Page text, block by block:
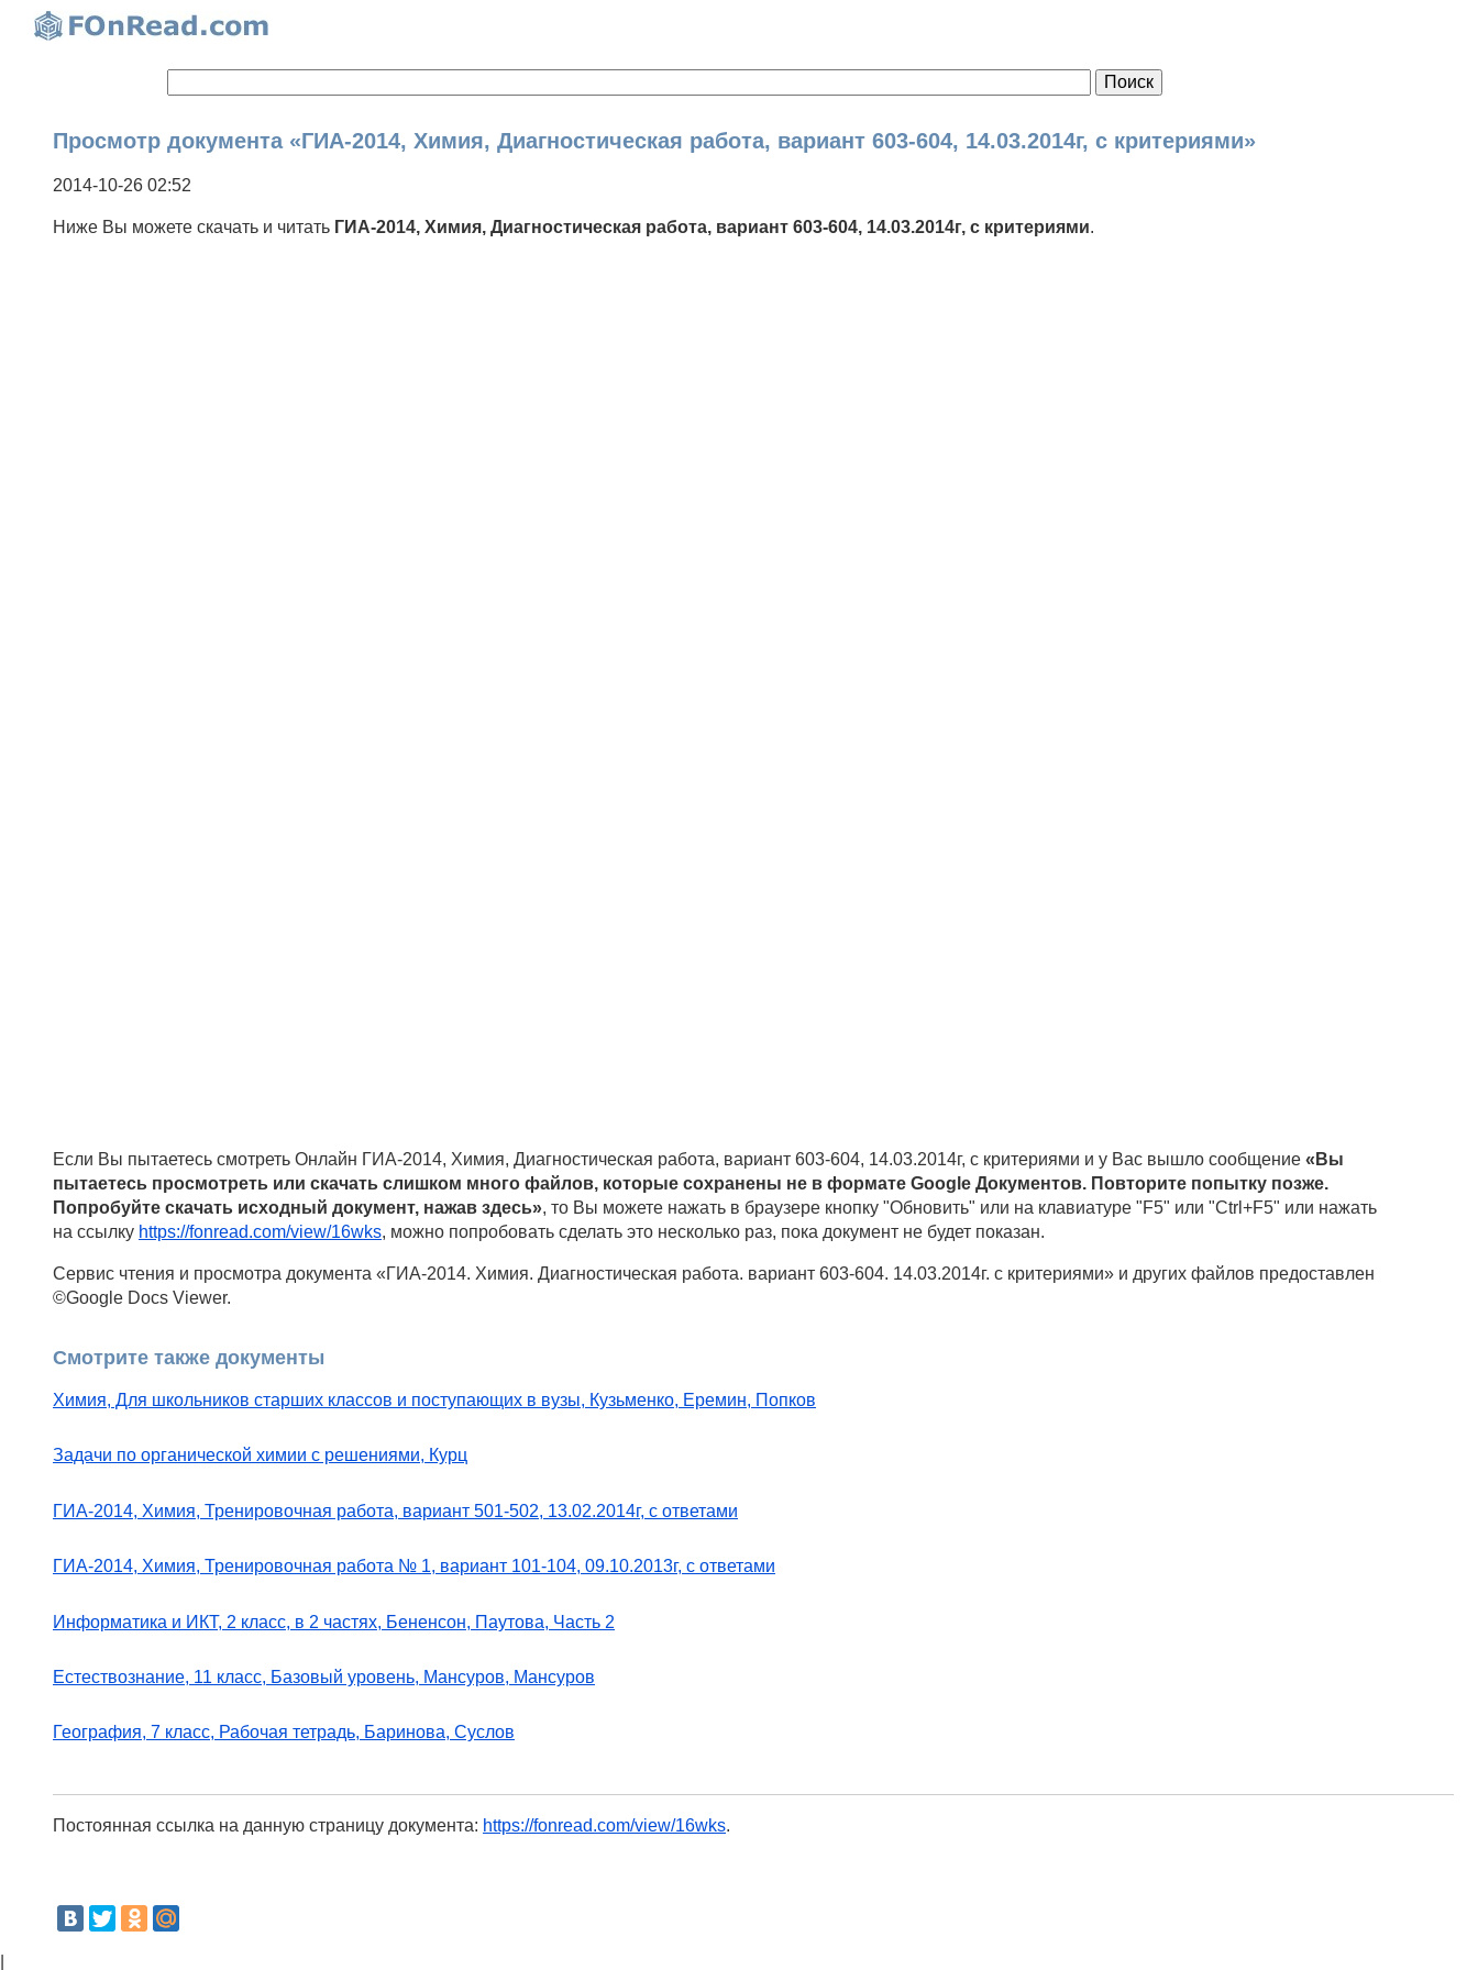
Просмотр документа «ГИА-2014, Химия, Диагностическая работа, вариант 603-604, 14.03.2014г, с критериями»
2014-10-26 02:52
Ниже Вы можете скачать и читать ГИА-2014, Химия, Диагностическая работа, вариант 603-604, 14.03.2014г, с критериями.
Если Вы пытаетесь смотреть Онлайн ГИА-2014, Химия, Диагностическая работа, вариант 603-604, 14.03.2014г, с критериями и у Вас вышло сообщение «Вы
пытаетесь просмотреть или скачать слишком много файлов, которые сохранены не в формате Google Документов. Повторите попытку позже.
Попробуйте скачать исходный документ, нажав здесь», то Вы можете нажать в браузере кнопку "Обновить" или на клавиатуре "F5" или "Ctrl+F5" или нажать
на ссылку https://fonread.com/view/16wks, можно попробовать сделать это несколько раз, пока документ не будет показан.
Сервис чтения и просмотра документа «ГИА-2014. Химия. Диагностическая работа. вариант 603-604. 14.03.2014г. с критериями» и других файлов предоставлен
©Google Docs Viewer.
Смотрите также документы
Химия, Для школьников старших классов и поступающих в вузы, Кузьменко, Еремин, Попков
Задачи по органической химии с решениями, Курц
ГИА-2014, Химия, Тренировочная работа, вариант 501-502, 13.02.2014г, с ответами
ГИА-2014, Химия, Тренировочная работа № 1, вариант 101-104, 09.10.2013г, с ответами
Информатика и ИКТ, 2 класс, в 2 частях, Бененсон, Паутова, Часть 2
Естествознание, 11 класс, Базовый уровень, Мансуров, Мансуров
География, 7 класс, Рабочая тетрадь, Баринова, Суслов
Постоянная ссылка на данную страницу документа: https://fonread.com/view/16wks.